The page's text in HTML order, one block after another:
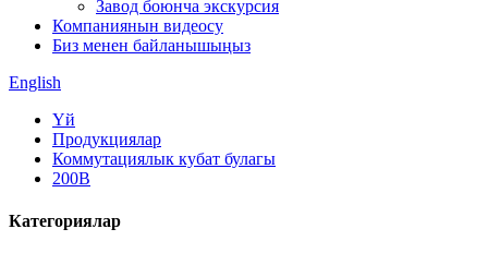
Завод боюнча экскурсия
Компаниянын видеосу
Биз менен байланышыңыз
English
Үй
Продукциялар
Коммутациялык кубат булагы
200В
Категориялар